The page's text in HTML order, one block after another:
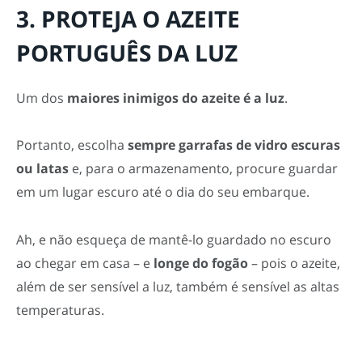
3. PROTEJA O AZEITE
PORTUGUÊS DA LUZ
Um dos maiores inimigos do azeite é a luz.
Portanto, escolha sempre garrafas de vidro escuras
ou latas e, para o armazenamento, procure guardar
em um lugar escuro até o dia do seu embarque.
Ah, e não esqueça de mantê-lo guardado no escuro
ao chegar em casa – e longe do fogão– pois o azeite,
além de ser sensível a luz, também é sensível as altas
temperaturas.